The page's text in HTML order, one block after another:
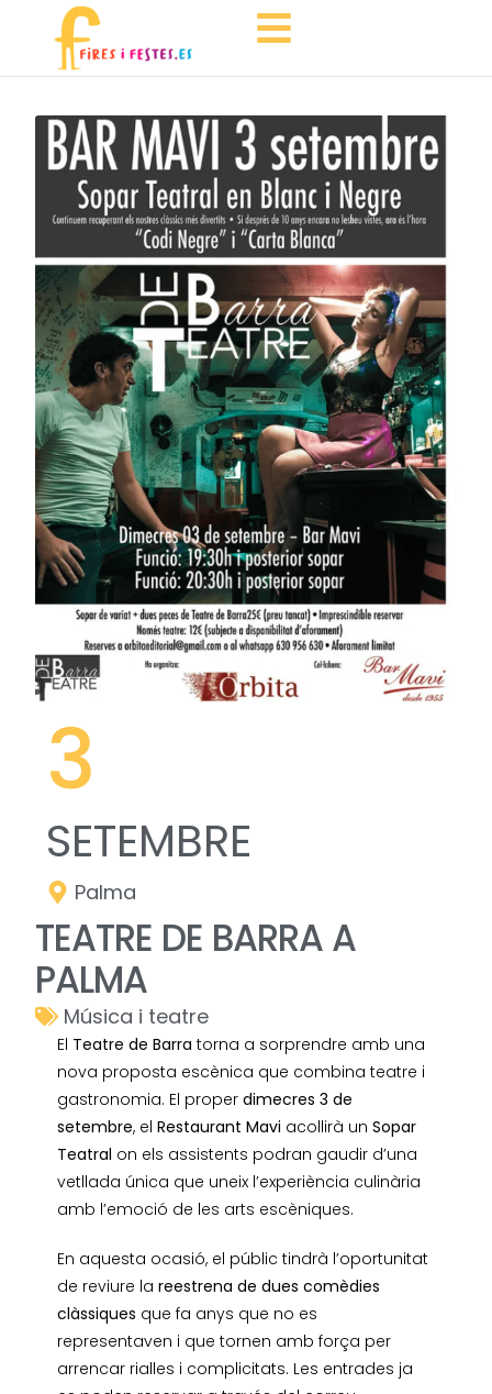
3
SETEMBRE
Palma
TEATRE DE BARRA A
PALMA
Música i teatre
El Teatre de Barra torna a sorprendre amb una
nova proposta escènica que combina teatre i
gastronomia. El properdimecres 3 de
setembre, elRestaurant Mavi acollirà unSopar
Teatral on els assistents podran gaudir d’una
vetllada única que uneix l’experiència culinària
amb l’emoció de les arts escèniques.
En aquesta ocasió, el públic tindrà l’oportunitat
de reviure lareestrena de dues comèdies
clàssiques que fa anys que no es
representaven i que tornen amb força per
arrencar rialles i complicitats. Les entrades ja